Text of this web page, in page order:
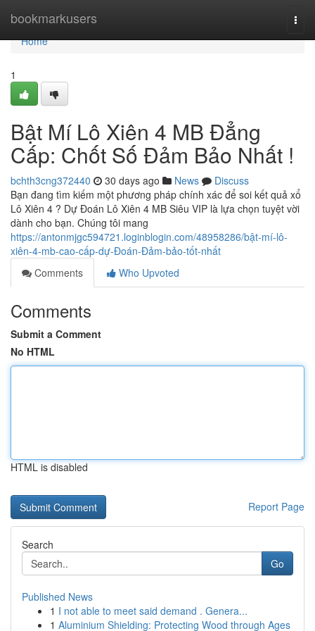
bookmarkusers
Home
Home
1
Bật Mí Lô Xiên 4 MB Đẳng
Cấp: Chốt Số Đảm Bảo Nhất !
bchth3cng372440 30 days ago News
Discuss
Bạn đang tìm kiếm một phương pháp chính xác để soi kết quả xổ
Lô Xiên 4 ? Dự Đoán Lô Xiên 4 MB Siêu VIP là lựa chọn tuyệt vời
dành cho bạn. Chúng tôi mang
https://antonmjgc594721.loginblogin.com/48958286/bật-mí-lô-
xiên-4-mb-cao-cấp-dự-Đoán-Đảm-bảo-tốt-nhất
Comments
Who Upvoted
Comments
Submit a Comment
No HTML
HTML is disabled
Report Page
Search
Go
Published News
1 I not able to meet said demand . Genera...
1 Aluminium Shielding: Protecting Wood through Ages